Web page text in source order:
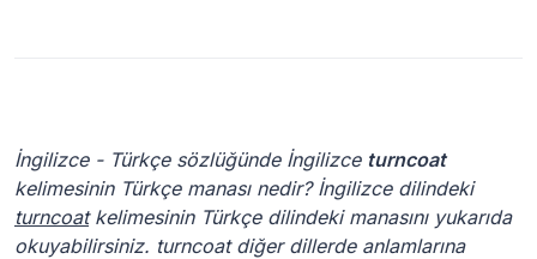
İngilizce - Türkçe sözlüğünde İngilizce turncoat
kelimesinin Türkçe manası nedir? İngilizce dilindeki
turncoatkelimesinin Türkçe dilindeki manasını yukarıda
okuyabilirsiniz. turncoat diğer dillerde anlamlarına